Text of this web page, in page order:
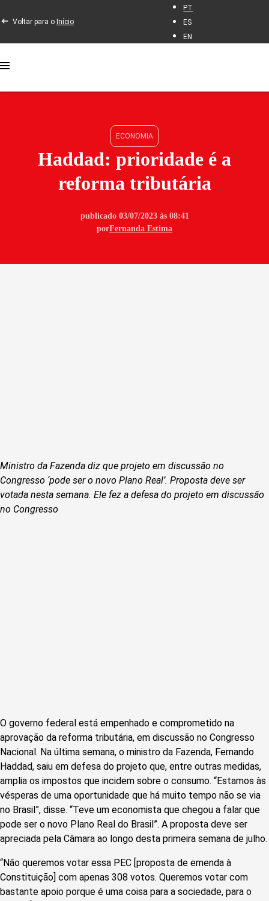
Voltar para o Início
PT
ES
EN
ECONOMIA
Haddad: prioridade é a
reforma tributária
publicado 03/07/2023 às 08:41
porFernanda Estima
Ministro da Fazenda diz que projeto em discussão no
Congresso ‘pode ser o novo Plano Real’. Proposta deve ser
votada nesta semana. Ele fez a defesa do projeto em discussão
no Congresso
O governo federal está empenhado e comprometido na
aprovação da reforma tributária, em discussão no Congresso
Nacional. Na última semana, o ministro da Fazenda, Fernando
Haddad, saiu em defesa do projeto que, entre outras medidas,
amplia os impostos que incidem sobre o consumo. “Estamos às
vésperas de uma oportunidade que há muito tempo não se via
no Brasil”, disse. “Teve um economista que chegou a falar que
pode ser o novo Plano Real do Brasil”. A proposta deve ser
apreciada pela Câmara ao longo desta primeira semana de julho.
“Não queremos votar essa PEC [proposta de emenda à
Constituição] com apenas 308 votos. Queremos votar com
bastante apoio porque é uma coisa para a sociedade, para o